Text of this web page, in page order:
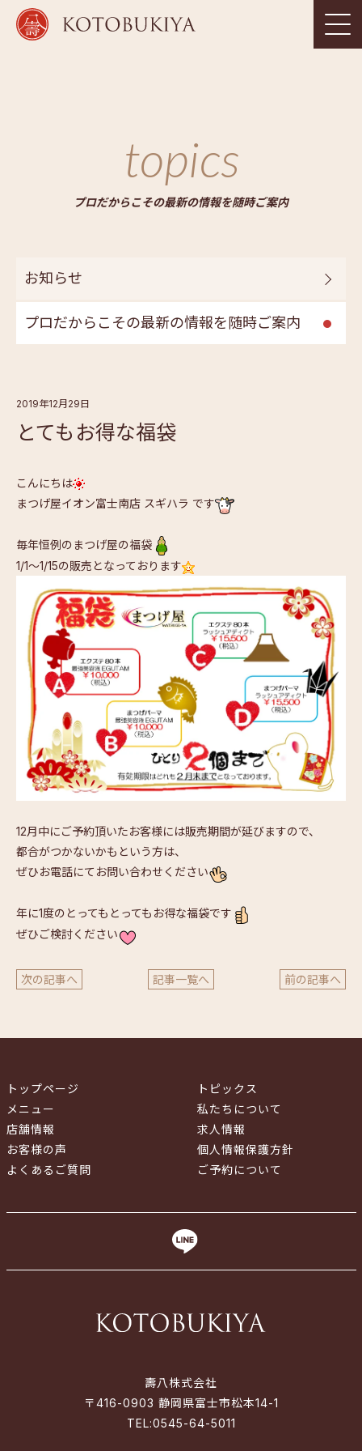
topics
プロだからこその最新の情報を随時ご案内
お知らせ
プロだからこその最新の情報を随時ご案内
2019年12月29日
とてもお得な福袋
こんにちは
まつげ屋イオン富士南店 スギハラ です
毎年恒例のまつげ屋の福袋
1/1～1/15の販売となっております
12月中にご予約頂いたお客様には販売期間が延びますので、
都合がつかないかもという方は、
ぜひお電話にてお問い合わせください
年に1度のとってもとってもお得な福袋です
ぜひご検討ください
次の記事へ 記事一覧へ 前の記事へ
トップページ
メニュー
店舗情報
お客様の声
よくあるご質問
トピックス
私たちについて
求人情報
個人情報保護方針
ご予約について
壽八株式会社
〒416-0903 静岡県富士市松本14-1
TEL:0545-64-5011